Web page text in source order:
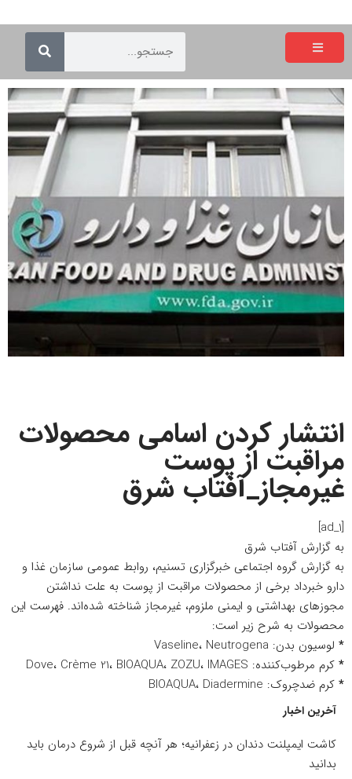
انتشار کردن اسامی محصولات
مراقبت از پوست
غیرمجاز_آفتاب شرق
[ad_1]
به گزارش آفتاب شرق
به گزارش گروه اجتماعی خبرگزاری تسنیم، روابط عمومی سازمان غذا و
دارو خبرداد برخی از محصولات مراقبت از پوست به علت نداشتن
مجوزهای بهداشتی و ایمنی ملزوم، غیرمجاز شناخته شده‌اند. فهرست این
محصولات به شرح زیر است:
* لوسیون بدن: Vaseline، Neutrogena
* کرم مرطوب‌کننده: Dove، Crème 21، BIOAQUA، ZOZU، IMAGES
* کرم ضدچروک: BIOAQUA، Diadermine
آخرین اخبار
کاشت ایمپلنت دندان در زعفرانیه؛ هر آنچه قبل از شروع درمان باید
بدانید